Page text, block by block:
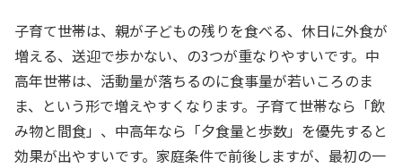
子育て世帯は、親が子どもの残りを食べる、休日に外食が
増える、送迎で歩かない、の3つが重なりやすいです。中
高年世帯は、活動量が落ちるのに食事量が若いころのま
ま、という形で増えやすくなります。子育て世帯なら「飲
み物と間食」、中高年なら「夕食量と歩数」を優先すると
効果が出やすいです。家庭条件で前後しますが、最初の一